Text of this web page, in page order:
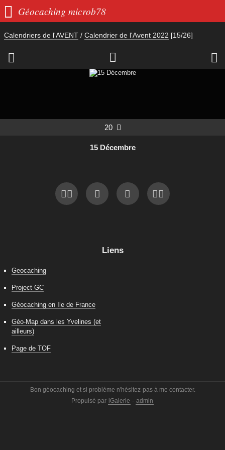
 Géocaching microb78
Calendriers de l'AVENT / Calendrier de l'Avent 2022 [15/26]
  
20 
15 Décembre
Liens
Geocaching
Project GC
Géocaching en Ile de France
Géo-Map dans les Yvelines (et
ailleurs)
Page de TOF
Bon géocaching et si problème n'hésitez-pas à me contacter.
Propulsé par iGalerie - admin